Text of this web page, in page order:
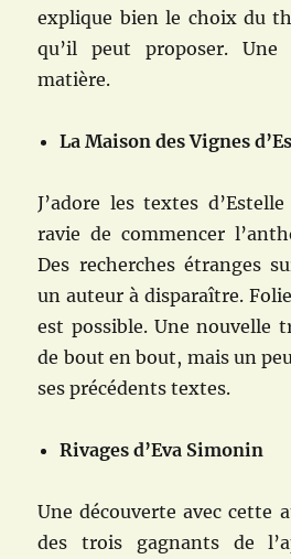
explique bien le choix du
qu’il peut proposer.
matière.
La Maison des Vignes
J’adore les textes
ravie de commencer
Des recherches étranges
un auteur à disparaître.
est possible. Une nouvelle
de bout en bout, mais un
ses précédents textes.
Rivages d’Eva Simonin
Une découverte avec cette
des trois gagnants de